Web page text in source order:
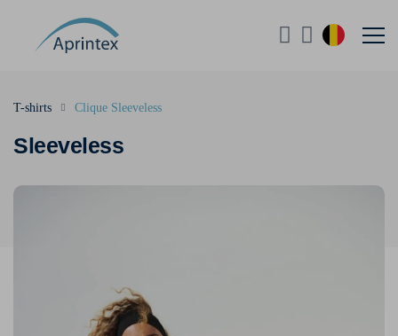
Sleeveless
T-shirts Clique Sleeveless